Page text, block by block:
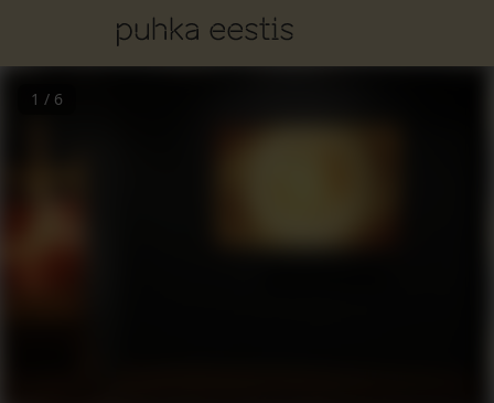
1 / 6